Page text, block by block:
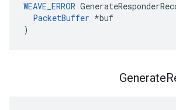
WEAVE_ERROR
PacketBuffer *buf
)
Generate